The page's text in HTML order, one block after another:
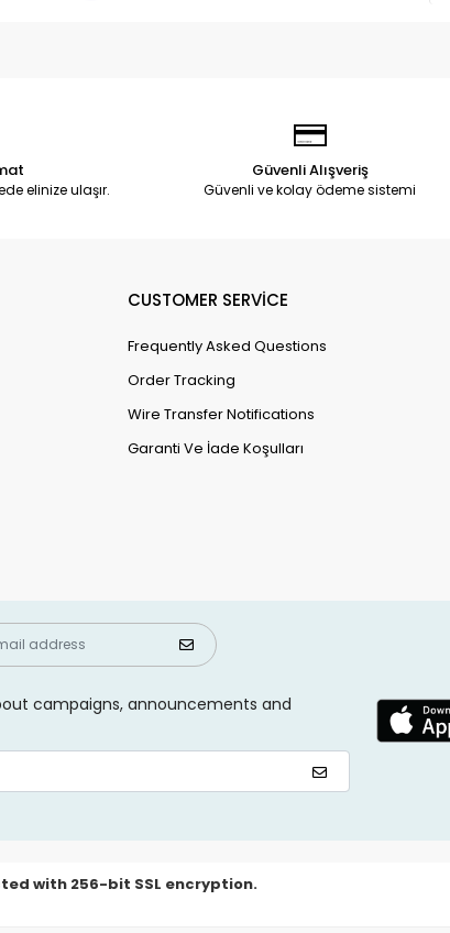
elinize ulaşır.
Güvenli Alışveriş
Güvenli ve kolay ödeme sistemi
CUSTOMER SERVİCE
Frequently Asked Questions
Order Tracking
Wire Transfer Notifications
Garanti Ve İade Koşulları
campaigns, announcements and
with 256-bit SSL encryption.